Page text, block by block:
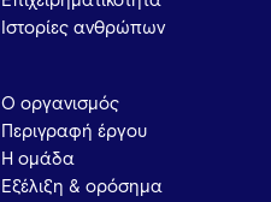
Ιστορίες ανθρώπων
Ο οργανισμός
Περιγραφή έργου
Η ομάδα
Εξέλιξη & ορόσημα